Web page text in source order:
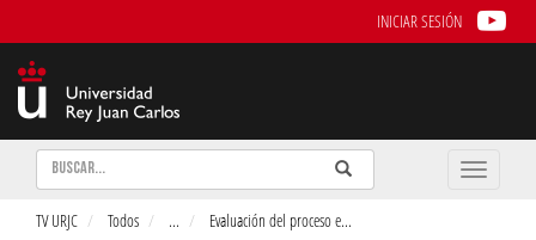
INICIAR SESIÓN
Buscar Enviar
Buscar
Toggle
TV URJC Todos ... Evaluación del proceso e...